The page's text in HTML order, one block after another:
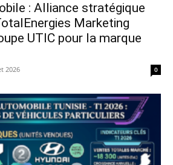
: Alliance stratégique
Marketing
UTIC pour la marque
2026 0